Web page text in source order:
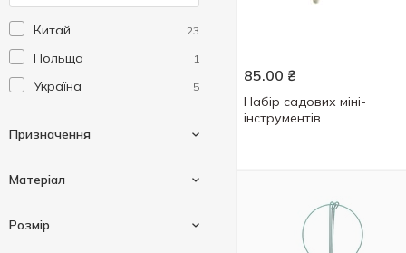
Эталон-С 1
Китай 23
Польща 1
Україна 5
Призначення
Антимоскітна
Матеріал
Розмір
85.00 ₴
Набір садових міні-
інструментів